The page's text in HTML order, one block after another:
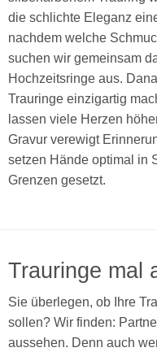
die schlichte Eleganz
nachdem welche
suchen wir gemeinsam
Hochzeitsringe aus.
Trauringe einzigartig
lassen viele Herzen
Gravur verewigt
setzen Hände optimal in
Grenzen gesetzt.
Trauringe mal
Sie überlegen, ob Ihre
sollen? Wir finden:
aussehen. Denn auch